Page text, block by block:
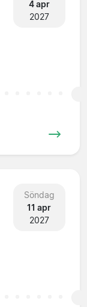
4 apr
2027
Söndag
11 apr
2027